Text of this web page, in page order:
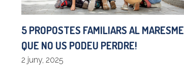
5 PROPOSTES FAMILIARS AL MARESME
QUE NO US PODEU PERDRE!
2 juny, 2025